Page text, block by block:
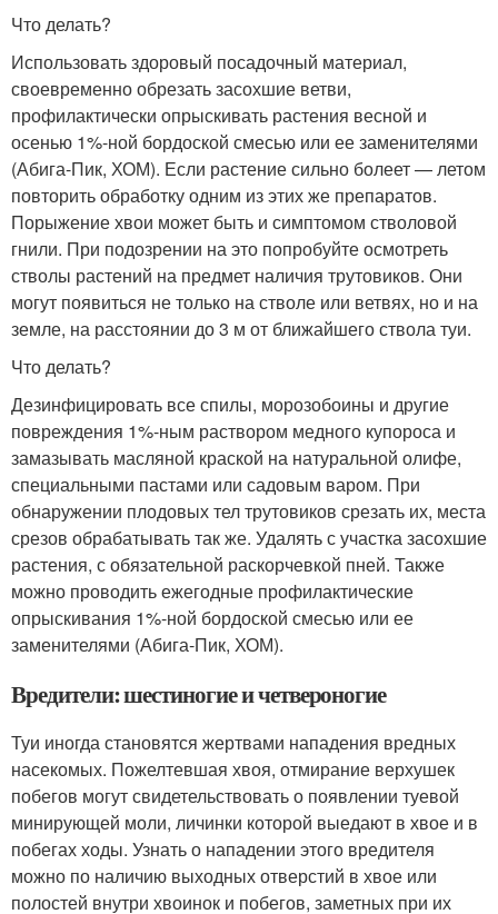
Что делать?
Использовать здоровый посадочный материал,
своевременно обрезать засохшие ветви,
профилактически опрыскивать растения весной и
осенью 1%-ной бордоской смесью или ее заменителями
(Абига-Пик, ХОМ). Если растение сильно болеет — летом
повторить обработку одним из этих же препаратов.
Порыжение хвои может быть и симптомом стволовой
гнили. При подозрении на это попробуйте осмотреть
стволы растений на предмет наличия трутовиков. Они
могут появиться не только на стволе или ветвях, но и на
земле, на расстоянии до 3 м от ближайшего ствола туи.
Что делать?
Дезинфицировать все спилы, морозобоины и другие
повреждения 1%-ным раствором медного купороса и
замазывать масляной краской на натуральной олифе,
специальными пастами или садовым варом. При
обнаружении плодовых тел трутовиков срезать их, места
срезов обрабатывать так же. Удалять с участка засохшие
растения, с обязательной раскорчевкой пней. Также
можно проводить ежегодные профилактические
опрыскивания 1%-ной бордоской смесью или ее
заменителями (Абига-Пик, ХОМ).
Вредители: шестиногие и четвероногие
Туи иногда становятся жертвами нападения вредных
насекомых. Пожелтевшая хвоя, отмирание верхушек
побегов могут свидетельствовать о появлении туевой
минирующей моли, личинки которой выедают в хвое и в
побегах ходы. Узнать о нападении этого вредителя
можно по наличию выходных отверстий в хвое или
полостей внутри хвоинок и побегов, заметных при их